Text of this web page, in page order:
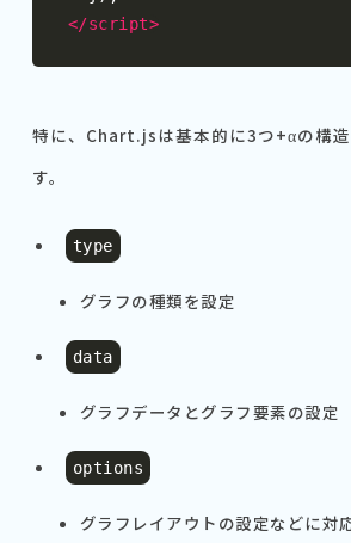
</script>
特に、Chart.jsは基本的に3つ+αの構造
す。
type
グラフの種類を設定
data
グラフデータとグラフ要素の設定
options
グラフレイアウトの設定などに対